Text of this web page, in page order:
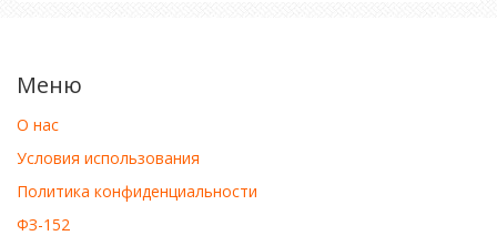
Меню
О нас
Условия использования
Политика конфиденциальности
ФЗ-152